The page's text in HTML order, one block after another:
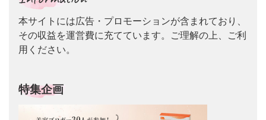
本サイトには広告・プロモーションが含まれており、
その収益を運営費に充てています。ご理解の上、ご利
用ください。
特集企画